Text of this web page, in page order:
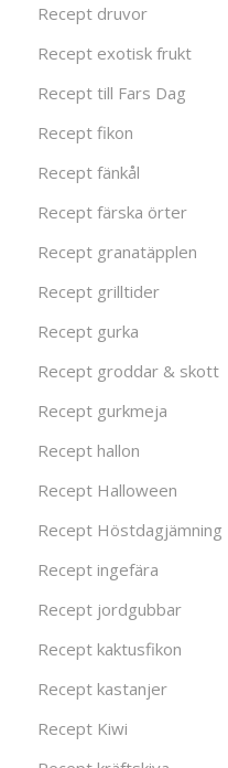
Recept druvor
Recept exotisk frukt
Recept till Fars Dag
Recept fikon
Recept fänkål
Recept färska örter
Recept granatäpplen
Recept grilltider
Recept gurka
Recept groddar & skott
Recept gurkmeja
Recept hallon
Recept Halloween
Recept Höstdagjämning
Recept ingefära
Recept jordgubbar
Recept kaktusfikon
Recept kastanjer
Recept Kiwi